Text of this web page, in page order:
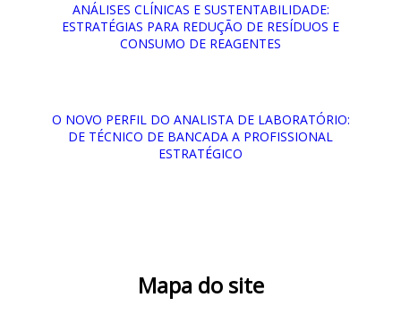
ANÁLISES CLÍNICAS E SUSTENTABILIDADE:
ESTRATÉGIAS PARA REDUÇÃO DE RESÍDUOS E
CONSUMO DE REAGENTES
O NOVO PERFIL DO ANALISTA DE LABORATÓRIO:
DE TÉCNICO DE BANCADA A PROFISSIONAL
ESTRATÉGICO
Mapa do site